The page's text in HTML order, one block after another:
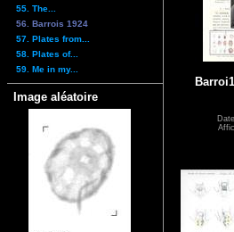
55. The...
56. Barrois 1924
57. Plates from...
58. Plates of...
59. Me in my...
Image aléatoire